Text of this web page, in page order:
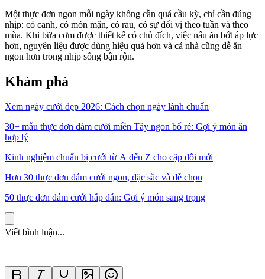
Một thực đơn ngon mỗi ngày không cần quá cầu kỳ, chỉ cần đúng
nhịp: có canh, có món mặn, có rau, có sự đổi vị theo tuần và theo
mùa. Khi bữa cơm được thiết kế có chủ đích, việc nấu ăn bớt áp lực
hơn, nguyên liệu được dùng hiệu quả hơn và cả nhà cũng dễ ăn
ngon hơn trong nhịp sống bận rộn.
Khám phá
Xem ngày cưới đẹp 2026: Cách chọn ngày lành chuẩn
30+ mẫu thực đơn đám cưới miền Tây ngon bổ rẻ: Gợi ý món ăn
hợp lý
Kinh nghiệm chuẩn bị cưới từ A đến Z cho cặp đôi mới
Hơn 30 thực đơn đám cưới ngon, đặc sắc và dễ chọn
50 thực đơn đám cưới hấp dẫn: Gợi ý món sang trọng
Viết bình luận...